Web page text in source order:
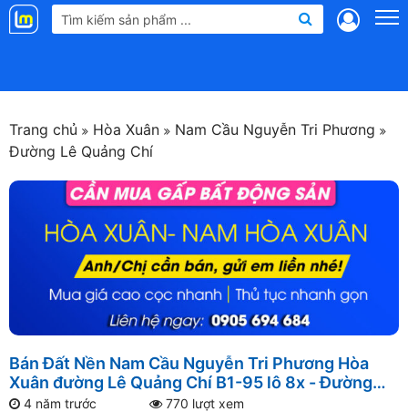
Landmap
Trang chủ Hòa Xuân
Nam Cầu Nguyễn Tri Phương
Đường Lê Quảng Chí
Bán Đất Nền Nam Cầu Nguyễn Tri Phương Hòa
Xuân đường Lê Quảng Chí B1-95 lô 8x - Đường
thông
4 năm trước 770 lượt xem